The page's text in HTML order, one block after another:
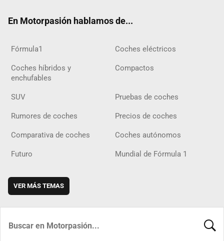
En Motorpasión hablamos de...
Fórmula1 Coches eléctricos
Coches híbridos y
enchufables
Compactos
SUV Pruebas de coches
Rumores de coches Precios de coches
Comparativa de coches Coches autónomos
Futuro Mundial de Fórmula 1
VER MÁS TEMAS